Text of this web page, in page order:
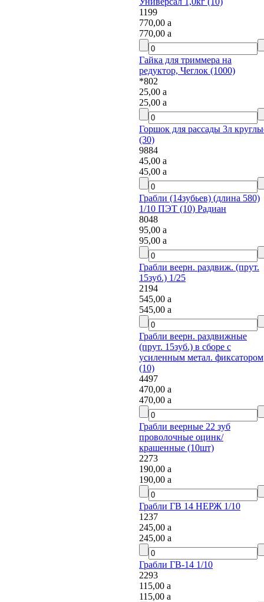
1199
770,00a
770,00a
Гайка для триммера на
редуктор, Чеглок (1000)
*802
25,00a
25,00a
Горшок для рассады 3л круглые
(30)
9884
45,00a
45,00a
Грабли (14зубьев) (длина 580)
1/10 ПЭТ (10) Радиан
8048
95,00a
95,00a
Грабли веерн. раздвиж. (прут.
15зуб.) 1/25
2194
545,00a
545,00a
Грабли веерн. раздвижные
(прут. 15зуб.) в сборе с
усиленным метал. фиксатором
(10)
4497
470,00a
470,00a
Грабли веерные 22 зуб
проволочные оцинк/
крашенные (10шт)
2273
190,00a
190,00a
Грабли ГВ 14 НЕРЖ 1/10
1237
245,00a
245,00a
Грабли ГВ-14 1/10
2293
115,00a
115,00a